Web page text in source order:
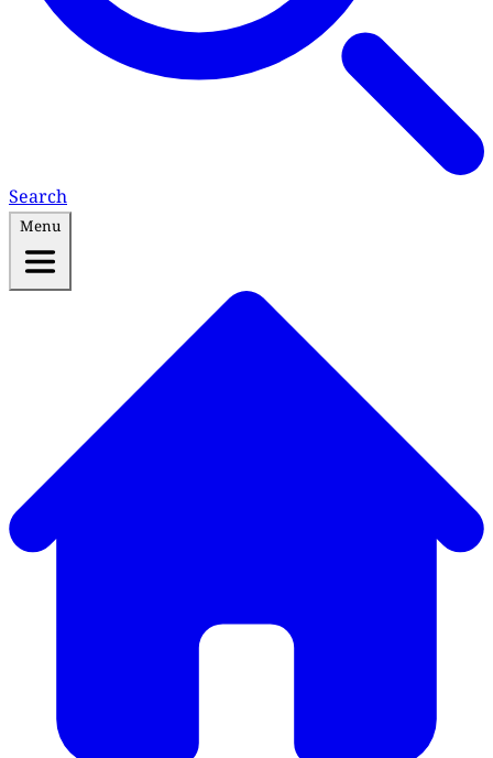
Search
Menu